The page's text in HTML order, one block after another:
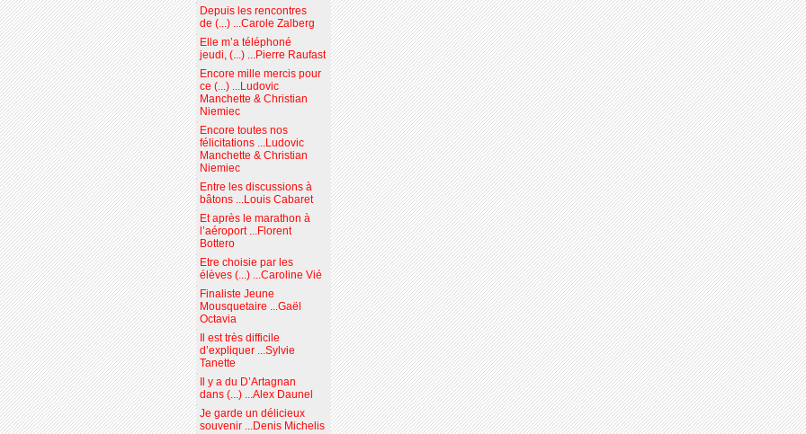
Depuis les rencontres
de (...) ...Carole Zalberg
Elle m’a téléphoné
jeudi, (...) ...Pierre Raufast
Encore mille mercis pour
ce (...) ...Ludovic
Manchette & Christian
Niemiec
Encore toutes nos
félicitations ...Ludovic
Manchette & Christian
Niemiec
Entre les discussions à
bâtons ...Louis Cabaret
Et après le marathon à
l’aéroport ...Florent
Bottero
Etre choisie par les
élèves (...) ...Caroline Vié
Finaliste Jeune
Mousquetaire ...Gaël
Octavia
Il est très difficile
d’expliquer ...Sylvie
Tanette
Il y a du D’Artagnan
dans (...) ...Alex Daunel
Je garde un délicieux
souvenir ...Denis Michelis